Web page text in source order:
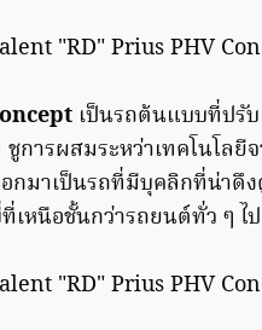
เป็นรถต้นแบบที่ปรั
การผสมระหว่าเทคโนโลยี
กมาเป็นรถที่มีบุคลิกที่น่าดึ
เหนือชั้นกว่ารถยนต์ทั่ว ๆ ไป